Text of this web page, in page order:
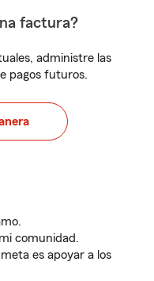
factura?
administre las
pagos futuros.
comunidad.
es apoyar a los